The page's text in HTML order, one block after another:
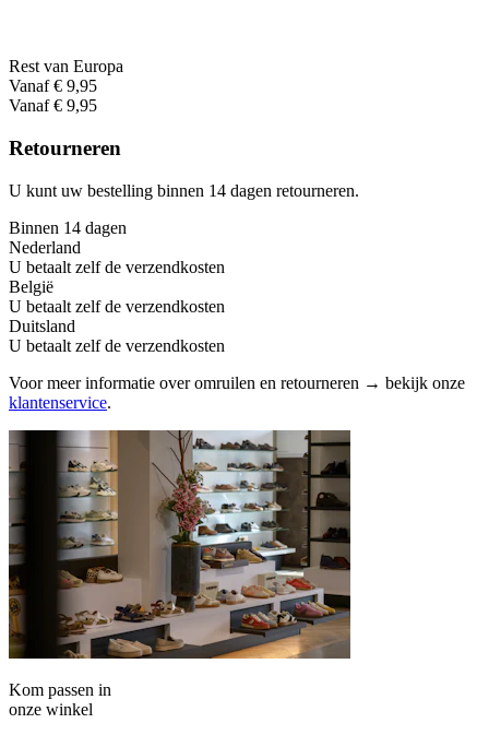
Rest van Europa
Vanaf € 9,95
Vanaf € 9,95
Retourneren
U kunt uw bestelling binnen 14 dagen retourneren.
Binnen 14 dagen
Nederland
U betaalt zelf de verzendkosten
België
U betaalt zelf de verzendkosten
Duitsland
U betaalt zelf de verzendkosten
Voor meer informatie over omruilen en retourneren → bekijk onze
klantenservice.
Kom passen in
onze winkel